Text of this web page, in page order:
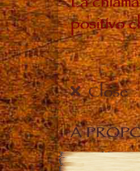
positivo
Close
A